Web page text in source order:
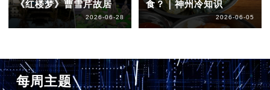
《红楼梦》曹雪芹故居
2026-06-28
食？｜神州冷知识
2026-06-05
每周主题